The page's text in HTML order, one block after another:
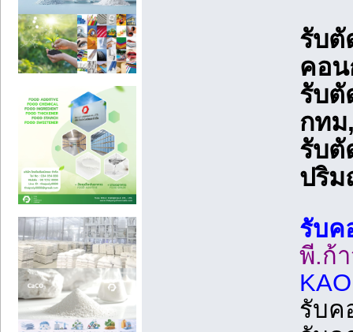
รับตั
คอ
รับ
กทม
รับตั
ปริ
รับค
พี.ก้
รับค